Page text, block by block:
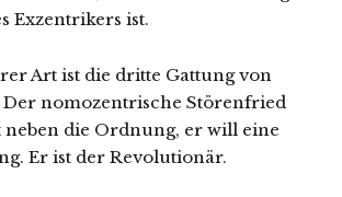
Exzentrikers ist.
Art ist die dritte Gattung von
nomozentrische Störenfried
neben die Ordnung, er will eine
Er ist der Revolutionär.